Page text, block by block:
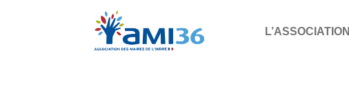
L’ASSOCIATION